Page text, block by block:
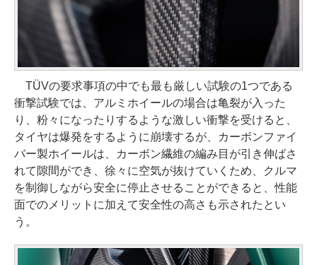
TÜVの要求事項の中でも最も厳しい試験の1つである
衝撃試験では、アルミホイールの場合は亀裂が入った
り、粉々になったりするような激しい衝撃を受けると、
タイヤは爆発をするように崩壊するが、カーボンファイ
バー製ホイールは、カーボン繊維の編み目が引き伸ばさ
れて隙間ができ、徐々に空気が抜けていくため、クルマ
を制御しながら安全に停止させることができると、性能
面でのメリットに加えて安全性の高さも示されたとい
う。